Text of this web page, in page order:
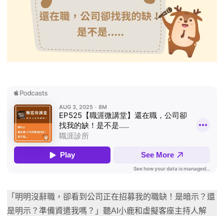
「明明沒辭職，卻看到公司正在招募我的職缺！是暗示？還
是明示？準備資遣我嗎？」聽AI小鹿和虛擬客座主持人解